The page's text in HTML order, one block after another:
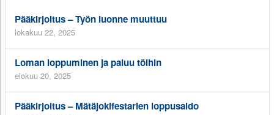
Pääkirjoitus – Työn luonne muuttuu
lokakuu 22, 2025
Loman loppuminen ja paluu töihin
elokuu 20, 2025
Pääkirjoitus – Mätäjokifestarien loppusaldo